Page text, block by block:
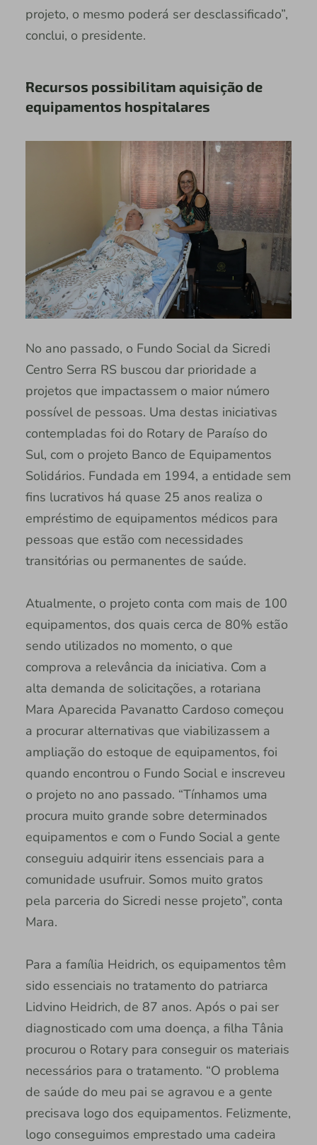
projeto, o mesmo poderá ser desclassificado”,
conclui, o presidente.
Recursos possibilitam aquisição de
equipamentos hospitalares
No ano passado, o Fundo Social da Sicredi
Centro Serra RS buscou dar prioridade a
projetos que impactassem o maior número
possível de pessoas. Uma destas iniciativas
contempladas foi do Rotary de Paraíso do
Sul, com o projeto Banco de Equipamentos
Solidários. Fundada em 1994, a entidade sem
fins lucrativos há quase 25 anos realiza o
empréstimo de equipamentos médicos para
pessoas que estão com necessidades
transitórias ou permanentes de saúde.
Atualmente, o projeto conta com mais de 100
equipamentos, dos quais cerca de 80% estão
sendo utilizados no momento, o que
comprova a relevância da iniciativa. Com a
alta demanda de solicitações, a rotariana
Mara Aparecida Pavanatto Cardoso começou
a procurar alternativas que viabilizassem a
ampliação do estoque de equipamentos, foi
quando encontrou o Fundo Social e inscreveu
o projeto no ano passado. “Tínhamos uma
procura muito grande sobre determinados
equipamentos e com o Fundo Social a gente
conseguiu adquirir itens essenciais para a
comunidade usufruir. Somos muito gratos
pela parceria do Sicredi nesse projeto”, conta
Mara.
Para a família Heidrich, os equipamentos têm
sido essenciais no tratamento do patriarca
Lidvino Heidrich, de 87 anos. Após o pai ser
diagnosticado com uma doença, a filha Tânia
procurou o Rotary para conseguir os materiais
necessários para o tratamento. “O problema
de saúde do meu pai se agravou e a gente
precisava logo dos equipamentos. Felizmente,
logo conseguimos emprestado uma cadeira